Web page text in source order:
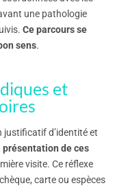
une pathologie
Ce parcours se
sens.
et
justificatif d’identité et
présentation de ces
visite. Ce réflexe
carte ou espèces